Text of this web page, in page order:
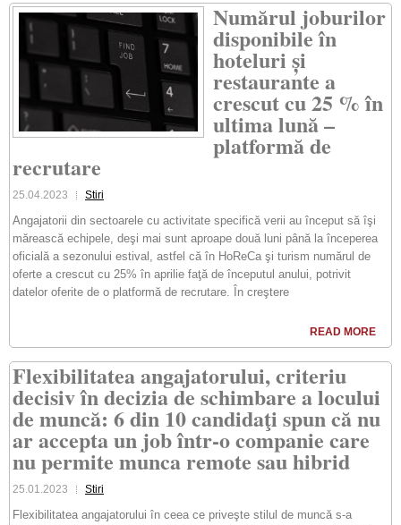
Numărul joburilor
disponibile în
hoteluri și
restaurante a
crescut cu 25 % în
ultima lună –
platformă de
recrutare
25.04.2023 Stiri
Angajatorii din sectoarele cu activitate specifică verii au început să îşi
mărească echipele, deşi mai sunt aproape două luni până la începerea
oficială a sezonului estival, astfel că în HoReCa şi turism numărul de
oferte a crescut cu 25% în aprilie faţă de începutul anului, potrivit
datelor oferite de o platformă de recrutare. În creştere
READ MORE
Flexibilitatea angajatorului, criteriu
decisiv în decizia de schimbare a locului
de muncă: 6 din 10 candidaţi spun că nu
ar accepta un job într-o companie care
nu permite munca remote sau hibrid
25.01.2023 Stiri
Flexibilitatea angajatorului în ceea ce priveşte stilul de muncă s-a